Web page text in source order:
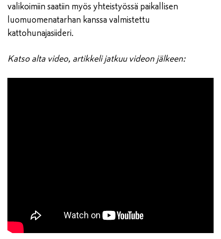
valikoimiin saatiin myös yhteistyössä paikallisen
luomuomenatarhan kanssa valmistettu
kattohunajasiideri.
Katso alta video, artikkeli jatkuu videon jälkeen: